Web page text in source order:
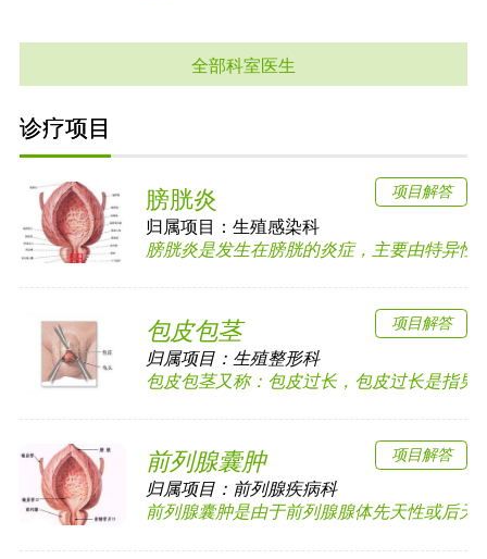
全部科室医生
诊疗项目
膀胱炎
归属项目：生殖感染科
膀胱炎是发生在膀胱的炎症，主要由特异性
项目解答
包皮包茎
归属项目： 生殖整形科
包皮包茎又称：包皮过长，包皮过长是指男
项目解答
前列腺囊肿
归属项目： 前列腺疾病科
前列腺囊肿是由于前列腺腺体先天性或后天
项目解答